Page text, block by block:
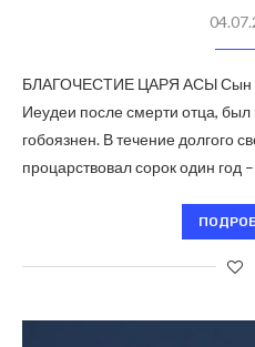
БЛАГОЧЕСТИЕ ЦАРЯ АСЫ Сын
Иеудеи после смерти отца, был
гобоязнен. В течение долгого
процарствовал сорок один год